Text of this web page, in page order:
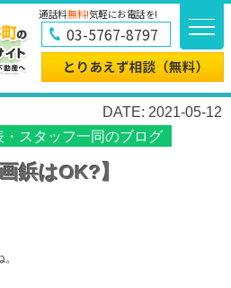
通話料無料!気軽にお電話を!
03-5767-8797
DATE: 2021-05-12
スタッフ一同のブログ
鋲はOK?】